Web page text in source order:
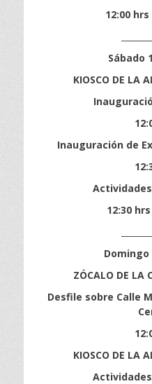
12:00
Sábado
KIOSCO DE LA
Inauguración de
12:30
Domingo
ZÓCALO DE LA
Desfile sobre Calle
KIOSCO DE LA